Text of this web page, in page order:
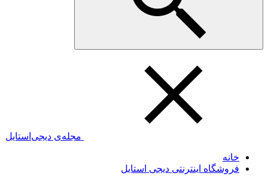
مجله‌ی دیجی‌استایل
خانه
فروشگاه اینترنتی دیجی استایل